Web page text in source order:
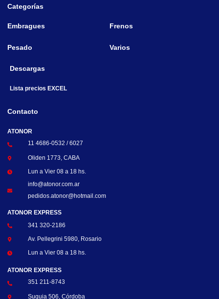
Categorías
Embragues Frenos
Pesado Varios
Descargas
Lista precios EXCEL
Contacto
ATONOR
11 4686-0532 / 6027
Oliden 1773, CABA
Lun a Vier 08 a 18 hs.
info@atonor.com.ar
pedidos.atonor@hotmail.com
ATONOR EXPRESS
341 320-2186
Av. Pellegrini 5980, Rosario
Lun a Vier 08 a 18 hs.
ATONOR EXPRESS
351 211-8743
Suquia 506, Córdoba